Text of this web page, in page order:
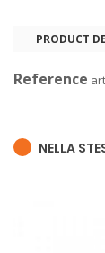
PRODUCT
Reference
NELLA